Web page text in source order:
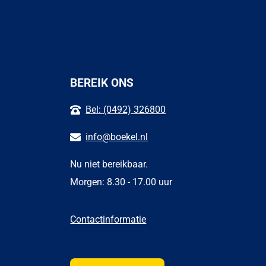
BEREIK ONS
Bel: (0492) 326800
info@boekel.nl
Nu niet bereikbaar.
Morgen: 8.30 - 17.00 uur
Contactinformatie